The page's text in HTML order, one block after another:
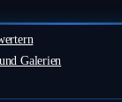
Galerien